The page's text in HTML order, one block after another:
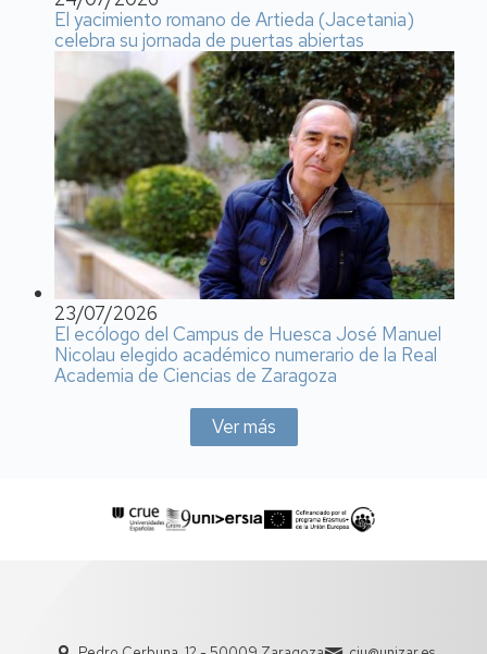
El yacimiento romano de Artieda (Jacetania)
celebra su jornada de puertas abiertas
23/07/2026
El ecólogo del Campus de Huesca José Manuel
Nicolau elegido académico numerario de la Real
Academia de Ciencias de Zaragoza
Ver más